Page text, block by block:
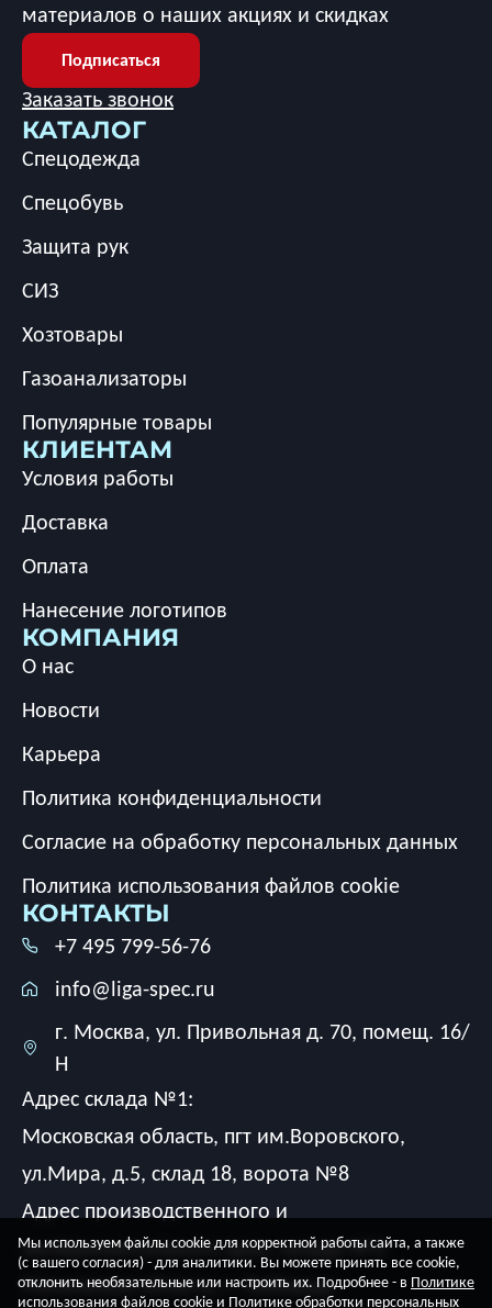
КАТАЛОГ
Спецодежда
Спецобувь
Защита рук
СИЗ
Хозтовары
Газоанализаторы
Популярные товары
КЛИЕНТАМ
Условия работы
Доставка
Оплата
Нанесение логотипов
КОМПАНИЯ
О нас
Новости
Карьера
Политика конфиденциальности
Согласие на обработку персональных данных
Политика использования файлов cookie
КОНТАКТЫ
+7 495 799-56-76
info@liga-spec.ru
г. Москва, ул. Привольная д. 70, помещ. 16/
Н
Адрес склада №1:
Московская область, пгт им.Воровского,
ул.Мира, д.5, склад 18, ворота №8
Адрес производственного и
экспериментального цеха, склада №2:
Московская область, г. Люберцы,
материалов о наших акциях и скидках
Подписаться
Заказать звонок
Мы используем файлы cookie для корректной работы сайта, а также
(с вашего согласия) - для аналитики. Вы можете принять все cookie,
отклонить необязательные или настроить их. Подробнее - в Политике
использования файлов cookie и Политике обработки персональных